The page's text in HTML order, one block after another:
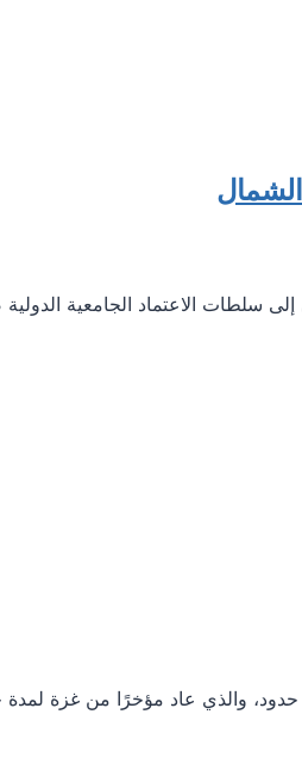
إلى سلطات الاعتماد الجامعية
والذي عاد مؤخرًا من غزة لمدة